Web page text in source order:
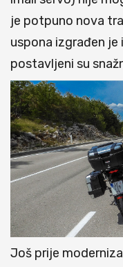
je potpuno nova
uspona izgrađen
postavljeni su
Još prije